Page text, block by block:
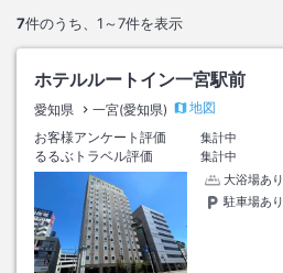
7件のうち、 1～7件を表示
ホテルルートイン一宮駅前
愛知県 一宮(愛知県)
地図
お客様アンケート評価
集計中
るるぶトラベル評価
集計中
大浴場あり
駐車場あり